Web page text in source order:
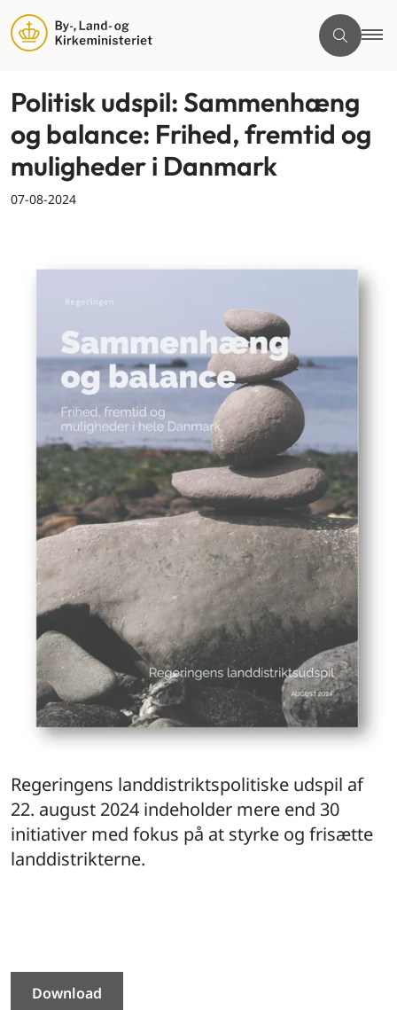
Politisk udspil: Sammenhæng
og balance: Frihed, fremtid og
muligheder i Danmark
07-08-2024
Regeringens landdistriktspolitiske udspil af
22. august 2024 indeholder mere end 30
initiativer med fokus på at styrke og frisætte
landdistrikterne.
Download